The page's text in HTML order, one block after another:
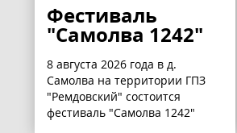
Фестиваль
"Самолва 1242"
8 августа 2026 года в д.
Самолва на территории ГПЗ
"Ремдовский" состоится
фестиваль "Самолва 1242"